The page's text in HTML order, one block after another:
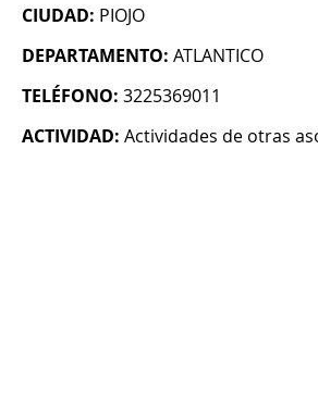
CIUDAD: PIOJO
DEPARTAMENTO: ATLANTICO
TELÉFONO: 3225369011
ACTIVIDAD: Actividades de otras